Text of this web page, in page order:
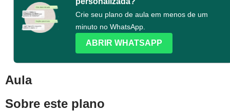
Crie seu plano de aula em menos de um
minuto no WhatsApp.
ABRIR WHATSAPP
Aula
Sobre este plano